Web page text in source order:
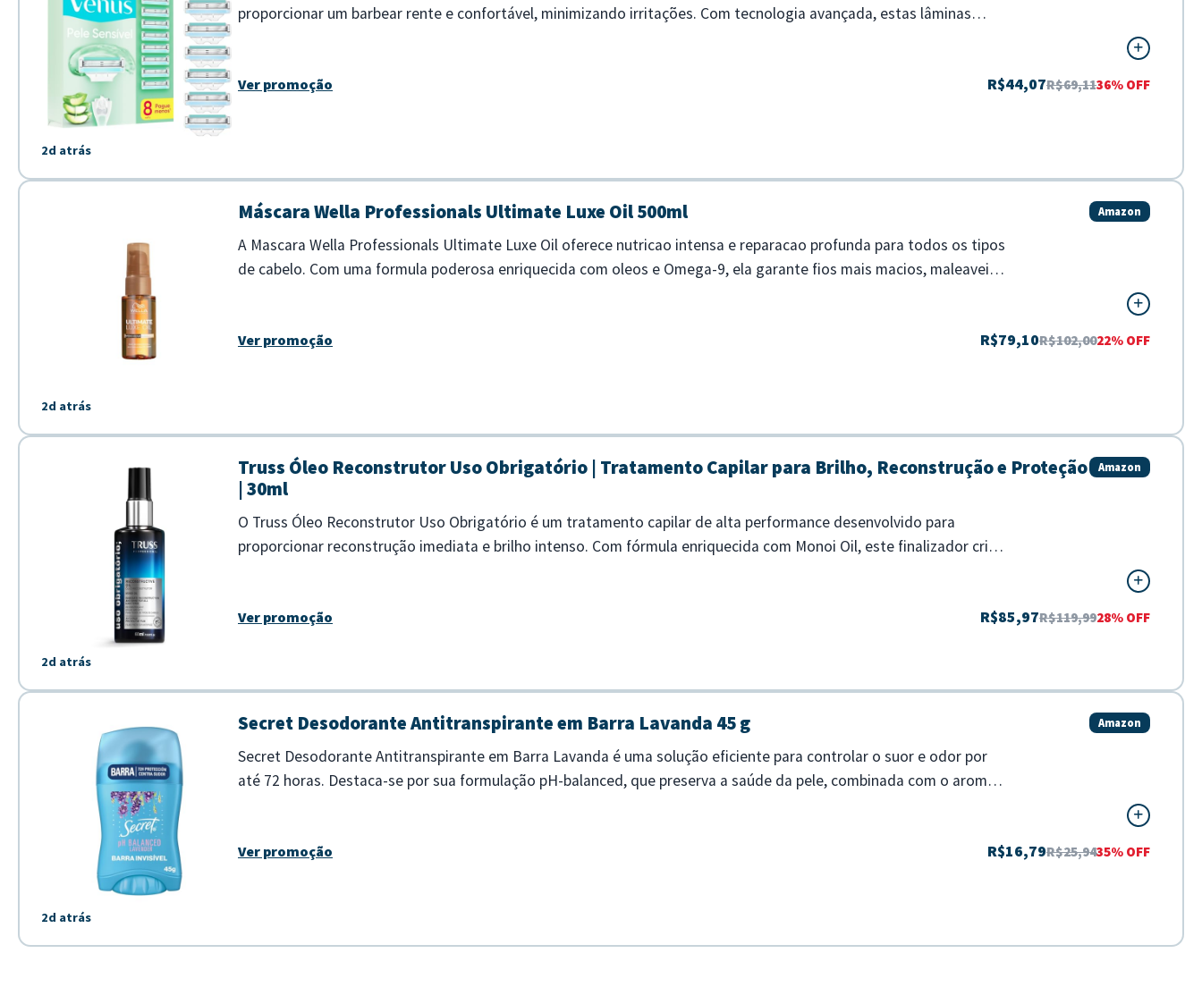
2d atrás
proporcionar um barbear rente e confortável, minimizando irritações. Com tecnologia avançada, estas lâminas
Ver promoção R$44,07R$69,1136% OFF
2d atrás
Máscara Wella Professionals Ultimate Luxe Oil 500ml Amazon
A Mascara Wella Professionals Ultimate Luxe Oil oferece nutricao intensa e reparacao profunda para todos os tipos
de cabelo. Com uma formula poderosa enriquecida com oleos e Omega-9, ela garante fios mais macios, maleaveis
Ver promoção R$79,10R$102,0022% OFF
2d atrás
Truss Óleo Reconstrutor Uso Obrigatório | Tratamento Capilar para Brilho, Reconstrução e Proteção
| 30ml
Amazon
O Truss Óleo Reconstrutor Uso Obrigatório é um tratamento capilar de alta performance desenvolvido para
proporcionar reconstrução imediata e brilho intenso. Com fórmula enriquecida com Monoi Oil, este finalizador cria
Ver promoção R$85,97R$119,9928% OFF
2d atrás
Secret Desodorante Antitranspirante em Barra Lavanda 45 g Amazon
Secret Desodorante Antitranspirante em Barra Lavanda é uma solução eficiente para controlar o suor e odor por
até 72 horas. Destaca-se por sua formulação pH-balanced, que preserva a saúde da pele, combinada com o aroma
Ver promoção R$16,79R$25,9435% OFF